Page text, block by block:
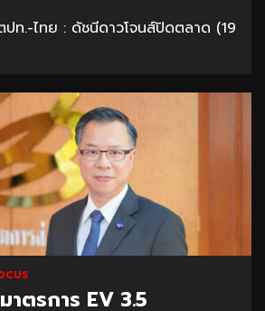
ท.-ไทย : ดัชนีดาวโจนส์ปิดตลาด (19
าตรการ EV 3.5